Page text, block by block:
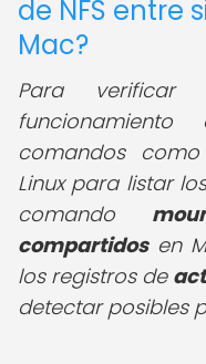
de NFS entre
Mac?
Para
comandos como
Linux para listar
comando
compartidosen
los registros de
detectar posibles